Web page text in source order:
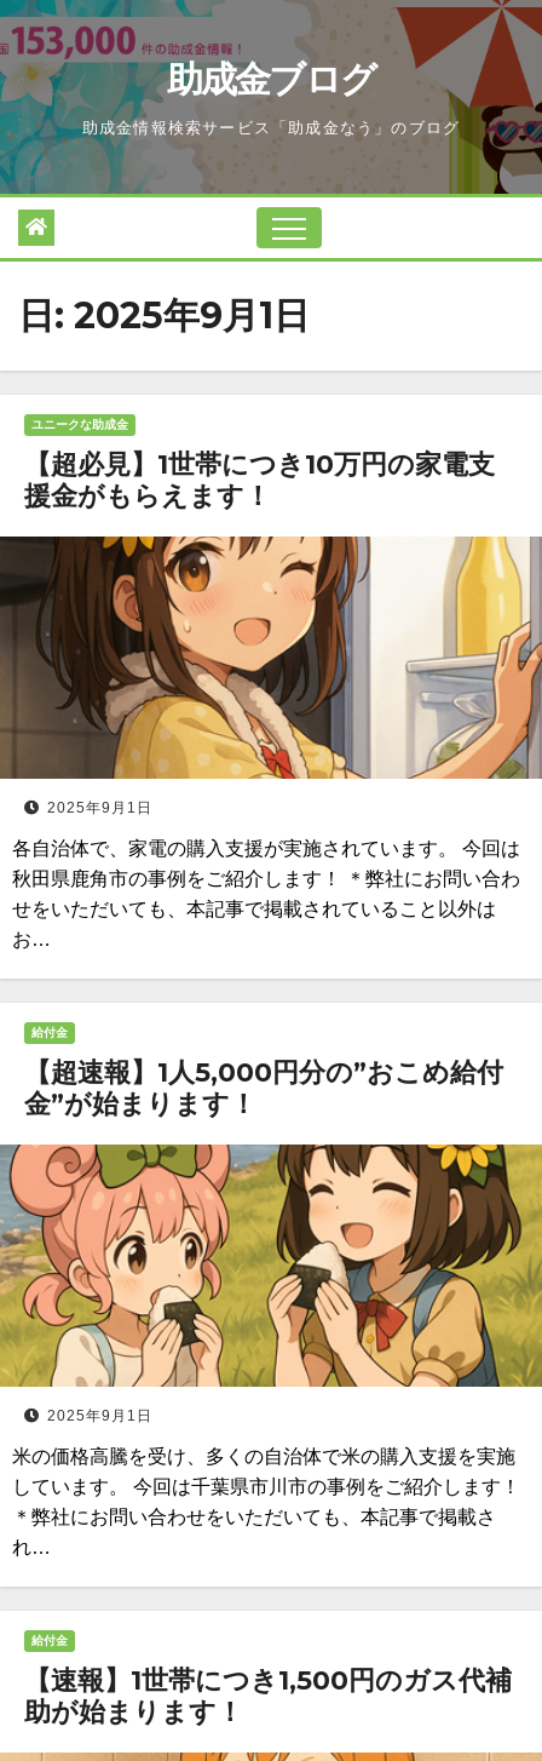
Skip
to
content
助成金ブログ
助成金情報検索サービス「助成金なう」のブログ
日: 2025年9月1日
ユニークな助成金
【超必見】1世帯につき10万円の家電支
援金がもらえます！
2025年9月1日
各自治体で、家電の購入支援が実施されています。 今回は
秋田県鹿角市の事例をご紹介します！ ＊弊社にお問い合わ
せをいただいても、本記事で掲載されていること以外は
お…
給付金
【超速報】1人5,000円分の”おこめ給付
金”が始まります！
2025年9月1日
米の価格高騰を受け、多くの自治体で米の購入支援を実施
しています。 今回は千葉県市川市の事例をご紹介します！
＊弊社にお問い合わせをいただいても、本記事で掲載さ
れ…
給付金
【速報】1世帯につき1,500円のガス代補
助が始まります！